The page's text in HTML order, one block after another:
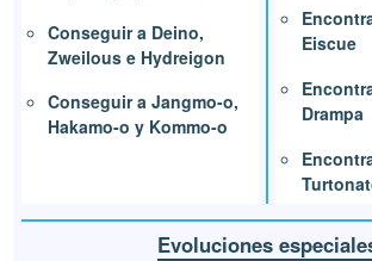
Conseguir a Deino,
Zweilous e Hydreigon
Conseguir a Jangmo-o,
Hakamo-o y Kommo-o
Eiscue
Drampa
Evoluciones